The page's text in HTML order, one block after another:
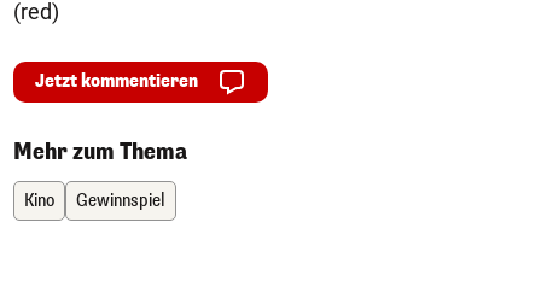
(red)
Jetzt kommentieren
Mehr zum Thema
Kino Gewinnspiel